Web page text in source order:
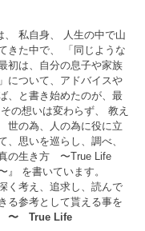
、 私自身、 人生の中で山
きた中で、 「同じような
初は、自分の息子や家族
について、アドバイスや
、と書き始めたのが、最
想いは変わらず、 教え
世の為、人の為に役に立
、思いを巡らし、調べ、
の生き方 〜True Life
〜』 を書いています。
く考え、追求し、読んで
る参考として貰える事を
〜 True Life